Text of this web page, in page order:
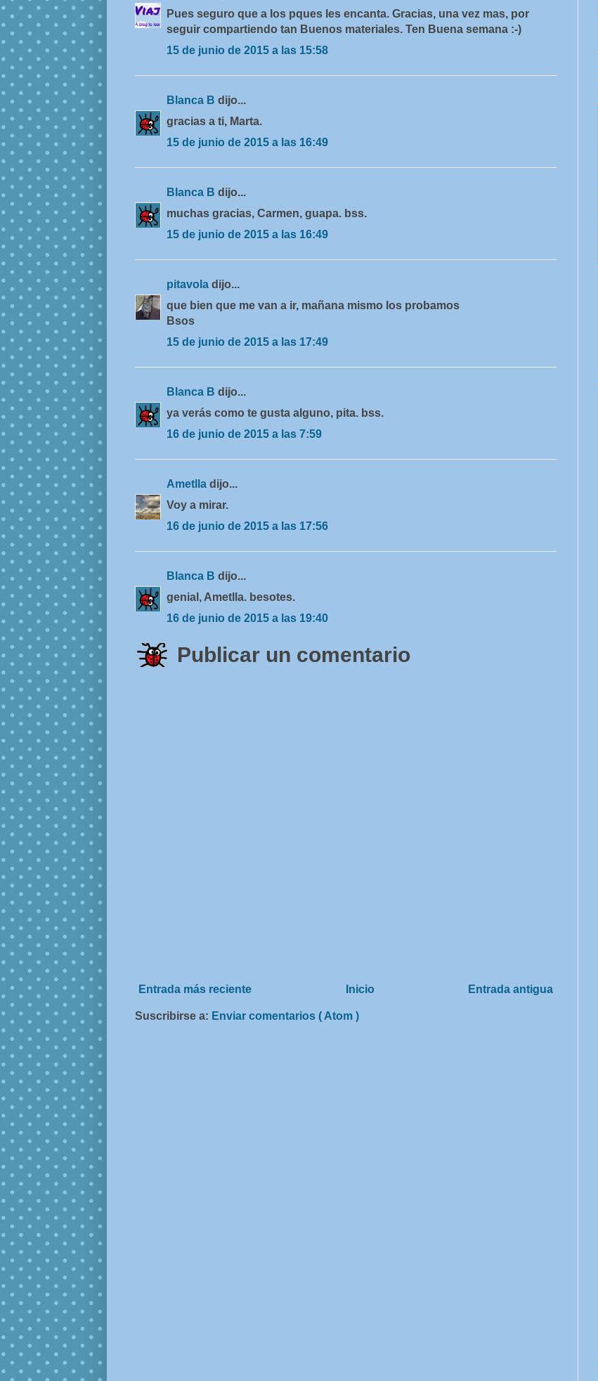
Pues seguro que a los pques les encanta. Gracias, una vez mas, por
seguir compartiendo tan Buenos materiales. Ten Buena semana :-)
15 de junio de 2015 a las 15:58
Blanca B dijo...
gracias a ti, Marta.
15 de junio de 2015 a las 16:49
Blanca B dijo...
muchas gracias, Carmen, guapa. bss.
15 de junio de 2015 a las 16:49
pitavola dijo...
que bien que me van a ir, mañana mismo los probamos
Bsos
15 de junio de 2015 a las 17:49
Blanca B dijo...
ya verás como te gusta alguno, pita. bss.
16 de junio de 2015 a las 7:59
Ametlla dijo...
Voy a mirar.
16 de junio de 2015 a las 17:56
Blanca B dijo...
genial, Ametlla. besotes.
16 de junio de 2015 a las 19:40
Publicar un comentario
Entrada más reciente Entrada antigua
Inicio
Suscribirse a: Enviar comentarios ( Atom )